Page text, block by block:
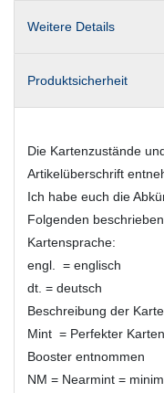
Weitere Details
Produktsicherheit
Die Kartenzustände
Artikelüberschrift
Ich habe euch die
Folgenden
Kartensprache:
engl. = englisch
dt. = deutsch
Beschreibung der
Mint = Perfekter
Booster entnommen
NM = Nearmint =